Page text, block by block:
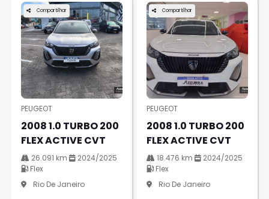
Compartilhar
PEUGEOT
2008 1.0 TURBO 200
FLEX ACTIVE CVT
26.091 km
2024/2025
Flex
Rio De Janeiro
Compartilhar
PEUGEOT
2008 1.0 TURBO 200
FLEX ACTIVE CVT
18.476 km
2024/2025
Flex
Rio De Janeiro